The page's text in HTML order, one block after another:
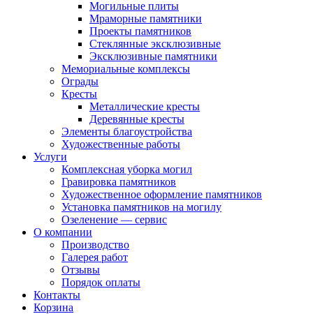
Могильные плиты
Мраморные памятники
Проекты памятников
Стеклянные эксклюзивные
Эксклюзивные памятники
Мемориальные комплексы
Ограды
Кресты
Металлические кресты
Деревянные кресты
Элементы благоустройства
Художественные работы
Услуги
Комплексная уборка могил
Гравировка памятников
Художественное оформление памятников
Установка памятников на могилу
Озеленение — сервис
О компании
Производство
Галерея работ
Отзывы
Порядок оплаты
Контакты
Корзина